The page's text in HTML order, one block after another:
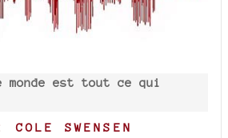
monde est tout ce qui
SWENSEN